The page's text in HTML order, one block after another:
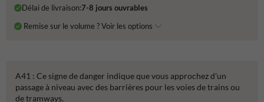
Délai de livraison:7-8 jours ouvrables
Remise sur le volume ? Voir les options
A41 : Ce signe de danger indique que vous approchez d'un
passage à niveau avec des barrières pour les voies de trains ou
de tramways.